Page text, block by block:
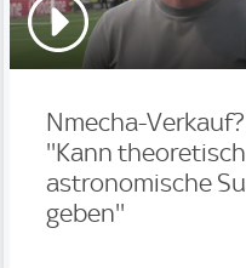
Nmecha-
''Kann
astronomische
geben''